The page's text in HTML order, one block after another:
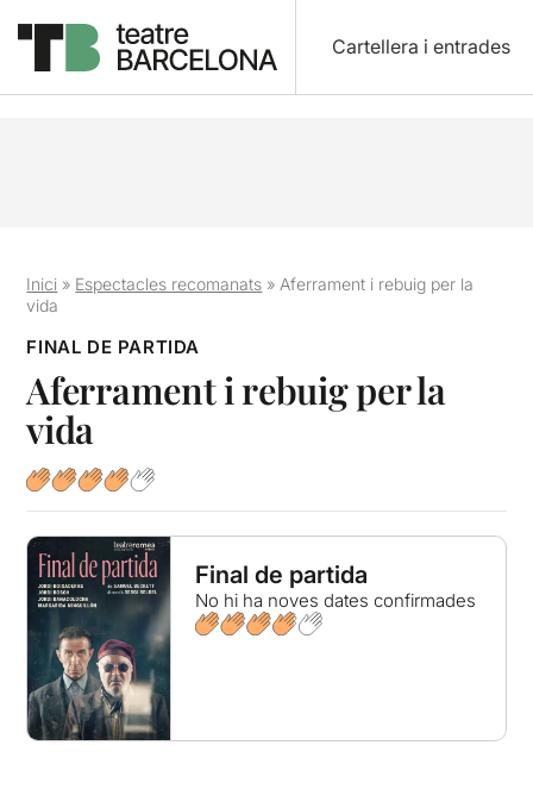
Cartellera i entrades
Inici » Espectacles recomanats » Aferrament i rebuig per la
vida
FINAL DE PARTIDA
Aferrament i rebuig per la
vida
Final de partida
No hi ha noves dates confirmades